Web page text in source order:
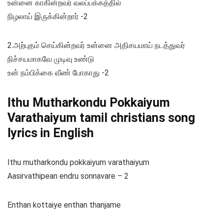
உன்னை காகின்றவர் வலப்பக்கத்தில்
நிழலாய் இருக்கின்றார் -2
2.அற்புதம் செய்கின்றவர் உன்னை அதிசயமாய் நடத்துவர்
நிச்சயமாகவே முடிவு உண்டு
உன் நம்பிக்கை வீண் போகாது -2
Ithu Mutharkondu Pokkaiyum
Varathaiyum tamil christians song
lyrics in English
Ithu mutharkondu pokkaiyum varathaiyum
Aasirvathipean endru sonnavare – 2
Enthan kottaiye enthan thanjame